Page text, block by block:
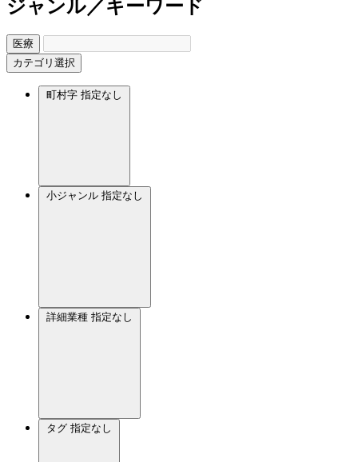
ジャンル／キーワード
医療
カテゴリ選択
町村字 指定なし
小ジャンル 指定なし
詳細業種 指定なし
タグ 指定なし